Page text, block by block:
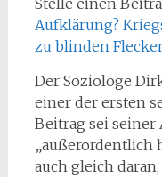
Stelle einen
Aufklärung?
zu blinden
Der Soziologe
einer der ersten
Beitrag sei seiner
„außerordentlich
auch gleich